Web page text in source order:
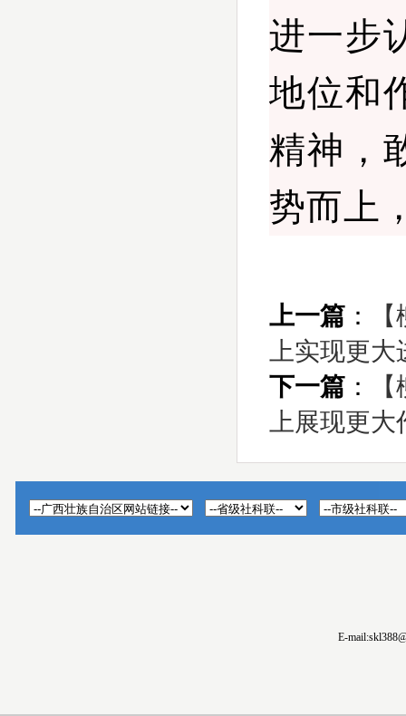
进一步
地位和
精神，
势而上
上一篇 ：
上实现更
下一篇 ：
上展现更
E-